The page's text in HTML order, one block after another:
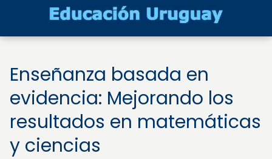
Enseñanza basada en
evidencia: Mejorando los
resultados en matemáticas
y ciencias